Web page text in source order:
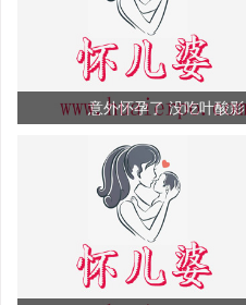
意外怀孕了 没吃叶酸影